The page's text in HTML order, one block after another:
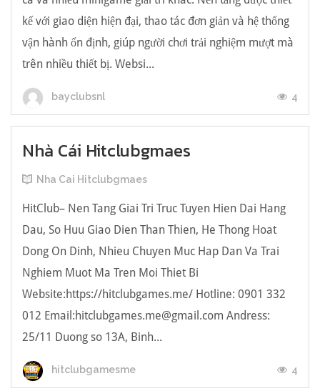
kế với giao diện hiện đại, thao tác đơn giản và hệ thống
vận hành ổn định, giúp người chơi trải nghiệm mượt mà
trên nhiều thiết bị. Websi...
bayclubsnl 4
Nhà Cái Hitclubgmaes
Nha Cai Hitclubgmaes
HitClub– Nen Tang Giai Tri Truc Tuyen Hien Dai Hang
Dau, So Huu Giao Dien Than Thien, He Thong Hoat
Dong On Dinh, Nhieu Chuyen Muc Hap Dan Va Trai
Nghiem Muot Ma Tren Moi Thiet Bi
Website:https://hitclubgames.me/ Hotline: 0901 332
012 Email:hitclubgames.me@gmail.com Andress:
25/11 Duong so 13A, Binh...
hitclubgamesme 4